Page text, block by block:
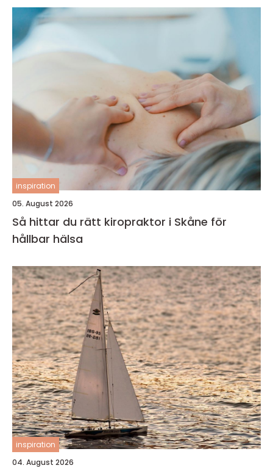
inspiration
05. August 2026
Så hittar du rätt kiropraktor i Skåne för
hållbar hälsa
inspiration
04. August 2026